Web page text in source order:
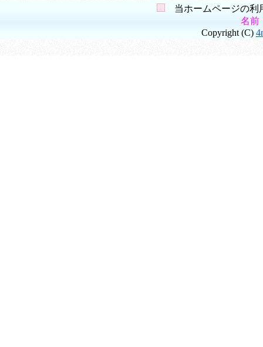
当ホームページの利
名前
Copyright (C)